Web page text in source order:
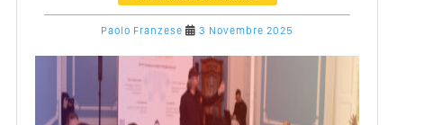
Paolo Franzese 3 Novembre 2025